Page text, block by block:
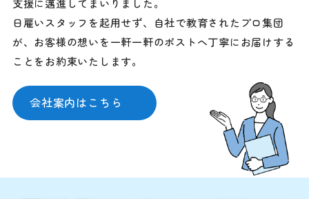
支援に邁進してまいりました。
日雇いスタッフを起用せず、自社で教育されたプロ集団
が、お客様の想いを一軒一軒のポストへ丁寧にお届けする
ことをお約束いたします。
会社案内はこちら